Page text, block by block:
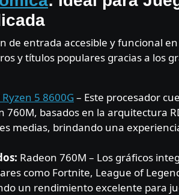
de entrada accesible y funcional
y títulos populares gracias a los
5 8600G – Este procesador
760M, basados en la arquitectura
medias, brindando una
Radeon 760M – Los gráficos
como Fortnite, League of
un rendimiento excelente para